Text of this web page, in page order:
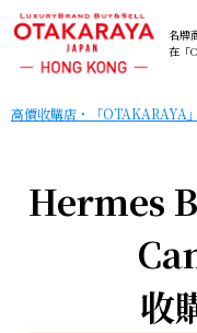
名牌
在「
高價收購店・「OTAKARAYA
Hermes
收